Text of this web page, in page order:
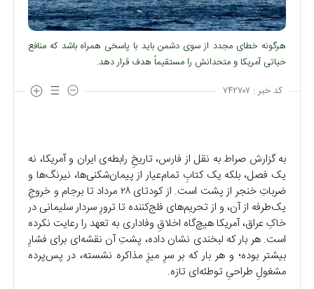
هرگونه خطای مجدد از سوی دشمن باید با پاسخی همراه باشد که منافع
حیاتی آمریکا و متحدانش را مستقیماً هدف قرار دهد.
کد خبر : ۷۴۲۷۰۷
به گزارش صراط به نقل از فارس، تاریخِ رابطه‌ی ایران و آمریکا، نه
یک فصل، بلکه یک کتابِ تمام‌عیار از پیمان‌شکنی‌ها، نیرنگ‌ها و
ضرباتِ خنجر از پشت است. از کودتای ۲۸ مرداد تا برجام و خروجِ
یک‌طرفه از آن، و از تحریم‌های فلج‌کننده تا ترورِ سردار سلیمانی در
خاکِ عراق، آمریکا هیچ‌گاه اخلاقِ وفاداری به تعهد را رعایت نکرده
است. هر بار که لبخندی نشان داده، پشتِ آن نقشه‌ای برای فشارِ
بیشتر بوده؛ و هر بار که بر سرِ میزِ مذاکره نشسته، در پس‌پرده
مشغولِ طراحیِ توطئه‌ای تازه.